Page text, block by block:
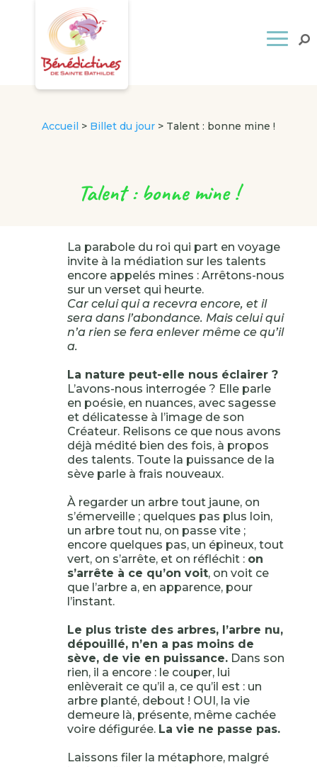
Accueil > Billet du jour> Talent : bonne mine !
Talent : bonne mine !
La parabole du roi qui part en voyage
invite à la médiation sur les talents
encore appelés mines : Arrêtons-nous
sur un verset qui heurte.
Car celui qui a recevra encore, et il
sera dans l’abondance. Mais celui qui
n’a rien se fera enlever même ce qu’il
a.
La nature peut-elle nous éclairer ?
L’avons-nous interrogée ? Elle parle
en poésie, en nuances, avec sagesse
et délicatesse à l’image de son
Créateur. Relisons ce que nous avons
déjà médité bien des fois, à propos
des talents. Toute la puissance de la
sève parle à frais nouveaux.
À regarder un arbre tout jaune, on
s’émerveille ; quelques pas plus loin,
un arbre tout nu, on passe vite ;
encore quelques pas, un épineux, tout
vert, on s’arrête, et on réfléchit : on
s’arrête à ce qu’on voit, on voit ce
que l’arbre a, en apparence, pour
l’instant.
Le plus triste des arbres, l’arbre nu,
dépouillé, n’en a pas moins de
sève, de vie en puissance.Dans son
rien, il a encore : le couper, lui
enlèverait ce qu’il a, ce qu’il est : un
arbre planté, debout ! OUI, la vie
demeure là, présente, même cachée
voire défigurée. La vie ne passe pas.
Laissons filer la métaphore, malgré